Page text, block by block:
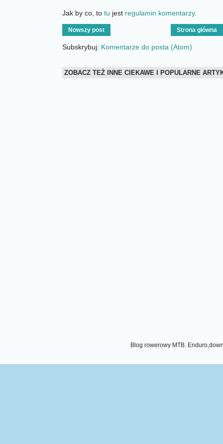
Jak by co, to tu jest regulamin komentarzy.
Nowszy post Strona główna
Subskrybuj: Komentarze do posta (Atom)
ZOBACZ TEŻ INNE CIEKAWE I POPULARNE
Blog rowerowy MTB.